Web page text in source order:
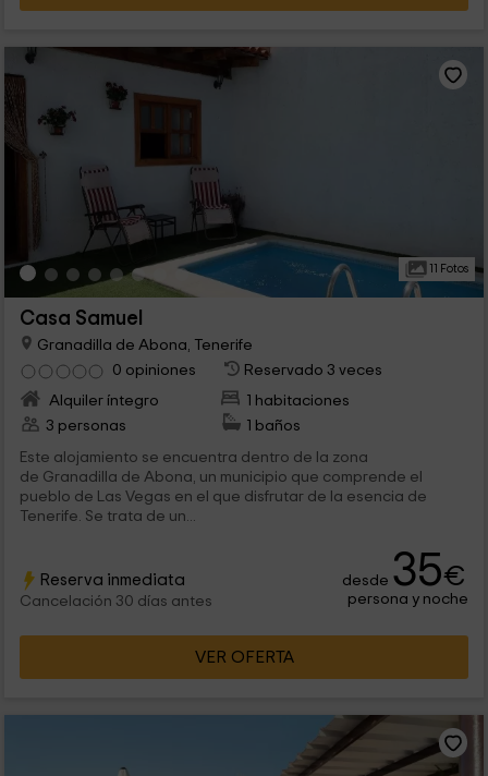
11 Fotos
Casa Samuel
Granadilla de Abona, Tenerife
0 opiniones
Reservado 3 veces
Alquiler íntegro
1 habitaciones
3 personas
1 baños
Este alojamiento se encuentra dentro de la zona
de Granadilla de Abona, un municipio que comprende el
pueblo de Las Vegas en el que disfrutar de la esencia de
Tenerife. Se trata de un...
Reserva inmediata
Cancelación 30 días antes
desde 35€
persona y noche
VER OFERTA